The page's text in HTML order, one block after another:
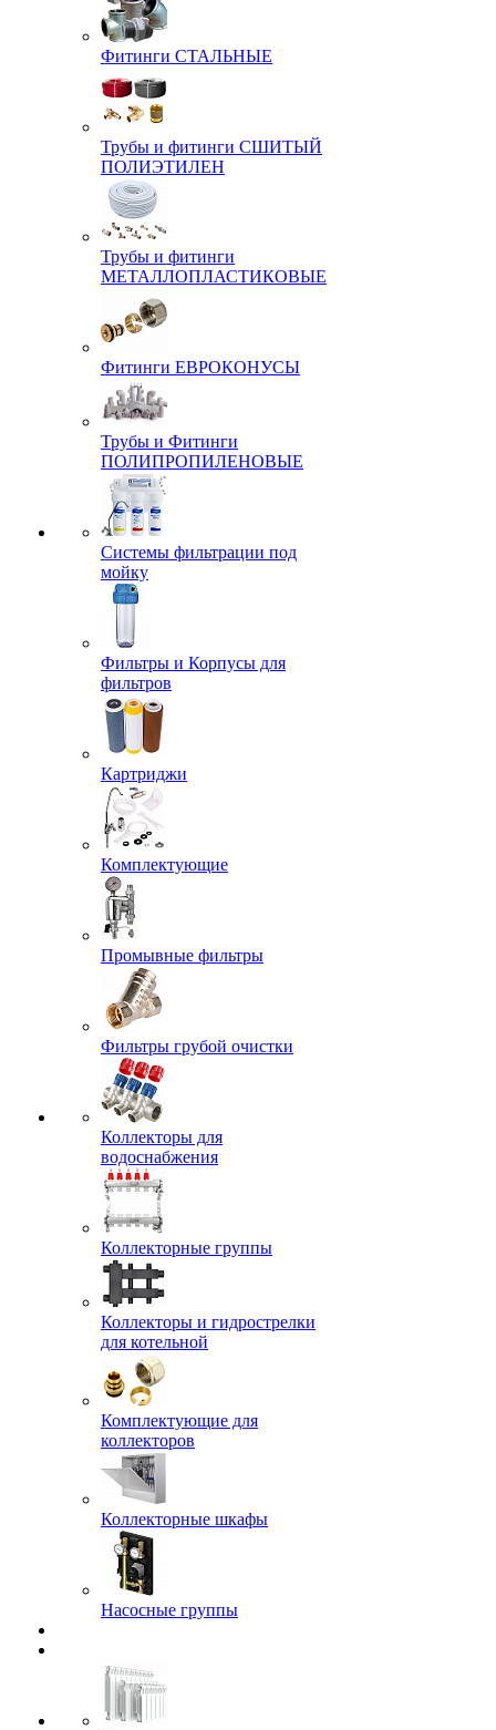
Фитинги СТАЛЬНЫЕ
Трубы и фитинги СШИТЫЙ
ПОЛИЭТИЛЕН
Трубы и фитинги
МЕТАЛЛОПЛАСТИКОВЫЕ
Фитинги ЕВРОКОНУСЫ
Трубы и Фитинги
ПОЛИПРОПИЛЕНОВЫЕ
Системы фильтрации под
мойку
Фильтры и Корпусы для
фильтров
Картриджи
Комплектующие
Промывные фильтры
Фильтры грубой очистки
Коллекторы для
водоснабжения
Коллекторные группы
Коллекторы и гидрострелки
для котельной
Комплектующие для
коллекторов
Коллекторные шкафы
Насосные группы